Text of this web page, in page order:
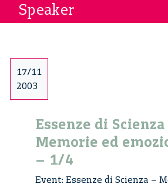
Speaker
17/11
2003
Essenze di Scienza
Memorie ed
– 1/4
Event: Essenze di Scienza –